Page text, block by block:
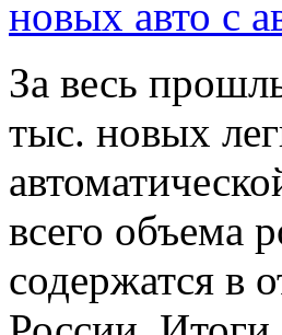
новых авто с
За весь
тыс. новых
всего объема
содержатся в